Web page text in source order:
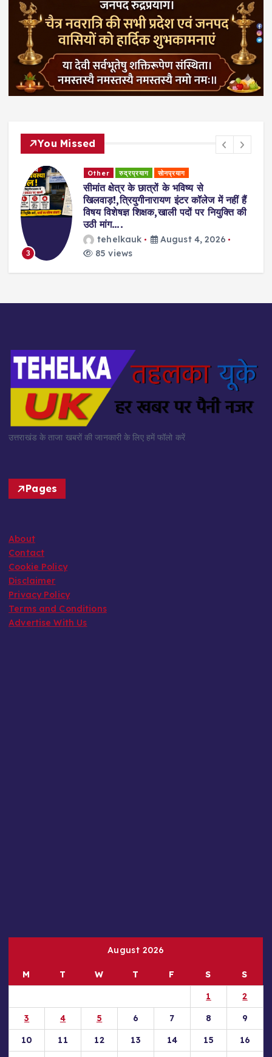
You Missed
3
Other रुद्रप्रयाग सोनप्रयाग
सीमांत क्षेत्र के छात्रों के भविष्य से
खिलवाड़!,त्रियुगीनारायण इंटर कॉलेज में नहीं हैं
विषय विशेषज्ञ शिक्षक,खाली पदों पर नियुक्ति की
उठी मांग….
tehelkauk
August 4, 2026
85 views
उत्तराखंड के ताजा खबरों की जानकारी के लिए हमें फॉलो करें
Pages
About
Contact
Cookie Policy
Disclaimer
Privacy Policy
Terms and Conditions
Advertise With Us
August 2026
M T W T F S
S
1
2
3
4 5 6 7 8
9
10
11 12 13 14 15
16